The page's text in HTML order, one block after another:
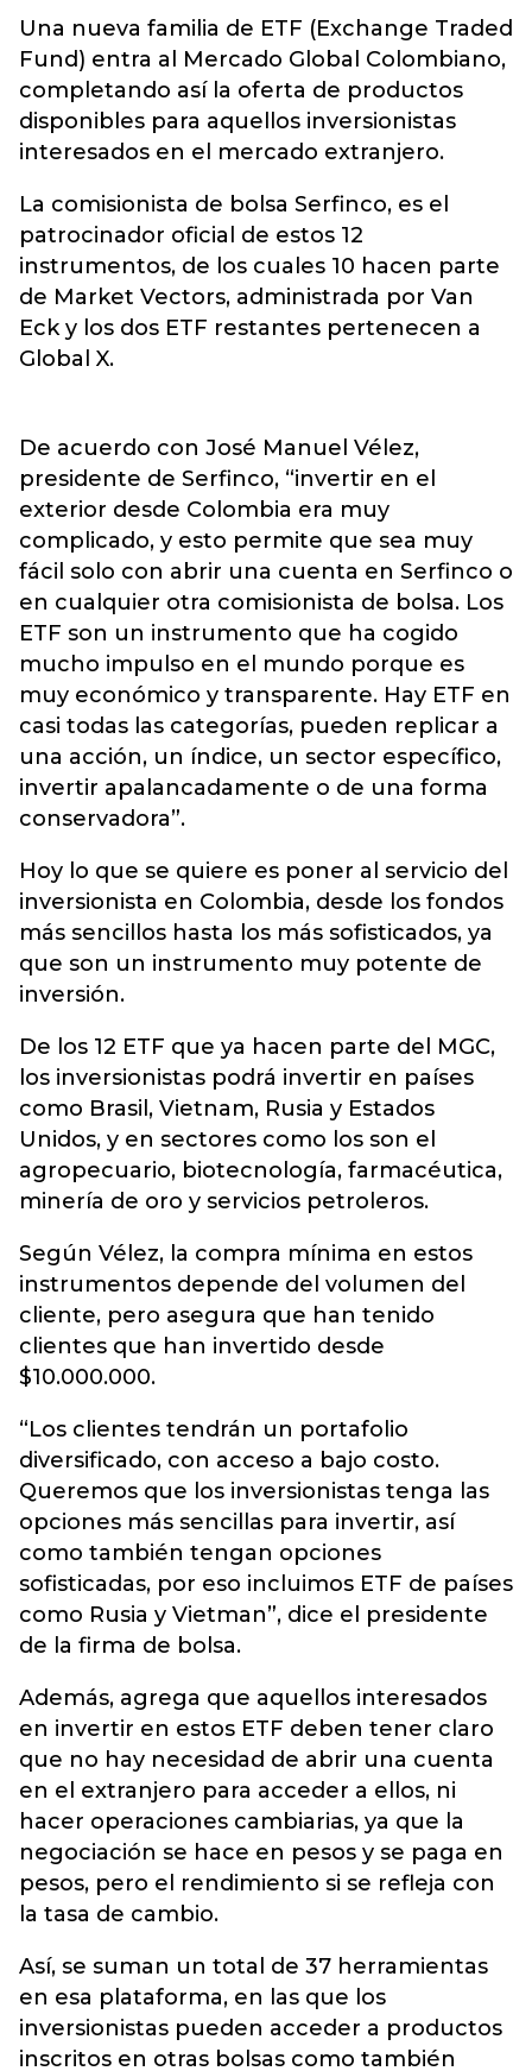
Una nueva familia de ETF (Exchange Traded
Fund) entra al Mercado Global Colombiano,
completando así la oferta de productos
disponibles para aquellos inversionistas
interesados en el mercado extranjero.
La comisionista de bolsa Serfinco, es el
patrocinador oficial de estos 12
instrumentos, de los cuales 10 hacen parte
de Market Vectors, administrada por Van
Eck y los dos ETF restantes pertenecen a
Global X.
De acuerdo con José Manuel Vélez,
presidente de Serfinco, “invertir en el
exterior desde Colombia era muy
complicado, y esto permite que sea muy
fácil solo con abrir una cuenta en Serfinco o
en cualquier otra comisionista de bolsa. Los
ETF son un instrumento que ha cogido
mucho impulso en el mundo porque es
muy económico y transparente. Hay ETF en
casi todas las categorías, pueden replicar a
una acción, un índice, un sector específico,
invertir apalancadamente o de una forma
conservadora”.
Hoy lo que se quiere es poner al servicio del
inversionista en Colombia, desde los fondos
más sencillos hasta los más sofisticados, ya
que son un instrumento muy potente de
inversión.
De los 12 ETF que ya hacen parte del MGC,
los inversionistas podrá invertir en países
como Brasil, Vietnam, Rusia y Estados
Unidos, y en sectores como los son el
agropecuario, biotecnología, farmacéutica,
minería de oro y servicios petroleros.
Según Vélez, la compra mínima en estos
instrumentos depende del volumen del
cliente, pero asegura que han tenido
clientes que han invertido desde
$10.000.000.
“Los clientes tendrán un portafolio
diversificado, con acceso a bajo costo.
Queremos que los inversionistas tenga las
opciones más sencillas para invertir, así
como también tengan opciones
sofisticadas, por eso incluimos ETF de países
como Rusia y Vietman”, dice el presidente
de la firma de bolsa.
Además, agrega que aquellos interesados
en invertir en estos ETF deben tener claro
que no hay necesidad de abrir una cuenta
en el extranjero para acceder a ellos, ni
hacer operaciones cambiarias, ya que la
negociación se hace en pesos y se paga en
pesos, pero el rendimiento si se refleja con
la tasa de cambio.
Así, se suman un total de 37 herramientas
en esa plataforma, en las que los
inversionistas pueden acceder a productos
inscritos en otras bolsas como también